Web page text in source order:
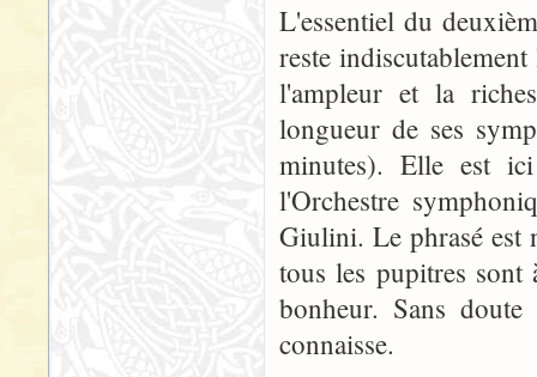
L'essentiel du
reste
l'ampleur et la
longueur de ses
minutes). Elle est
l'Orchestre
Giulini. Le phrasé est
tous les pupitres
bonheur. Sans
connaisse.